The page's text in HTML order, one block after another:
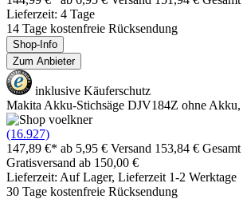
Lieferzeit: 4 Tage
14 Tage kostenfreie Rücksendung
Shop-Info
Zum Anbieter
inklusive Käuferschutz
Makita Akku-Stichsäge DJV184Z ohne
(16.927)
147,89 €* ab 5,95 € Versand 153,84 € Gesamt
Gratisversand ab 150,00 €
Lieferzeit: Auf Lager, Lieferzeit 1-2 Werktage
30 Tage kostenfreie Rücksendung